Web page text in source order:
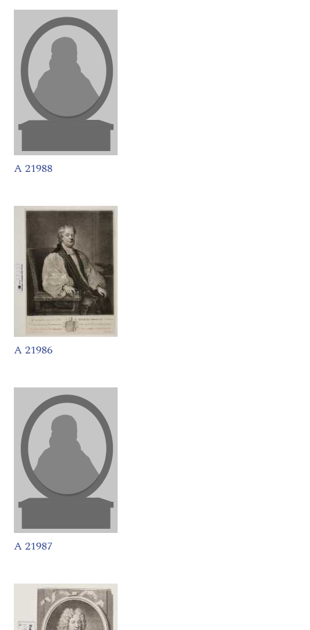
A 21988
A 21986
A 21987